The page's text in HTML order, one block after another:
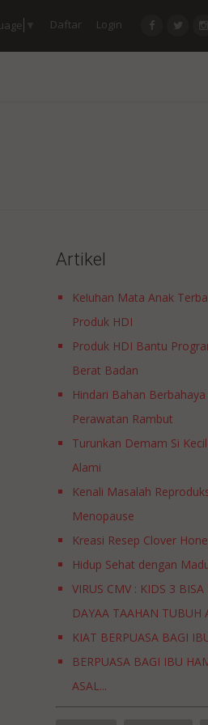
Daftar Login
Artikel
Keluhan Mata Anak
Produk HDI
Produk HDI Bantu
Berat Badan
Hindari Bahan
Perawatan Rambut
Turunkan Demam Si
Alami
Kenali Masalah
Menopause
Kreasi Resep Clover
Hidup Sehat dengan
VIRUS CMV : KIDS 3
DAYAA TAAHAN TUBUH
KIAT BERPUASA BAGI
BERPUASA BAGI IBU
ASAL...
JAPANESE